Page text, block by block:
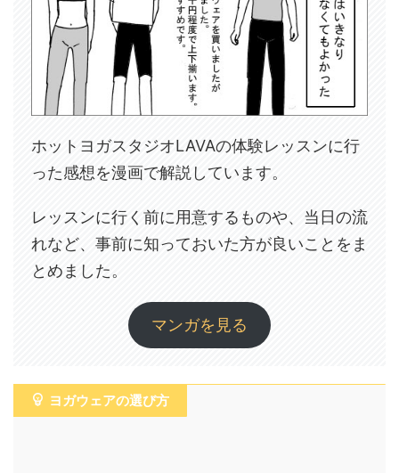
ホットヨガスタジオLAVAの体験レッスンに行
った感想を漫画で解説しています。
レッスンに行く前に用意するものや、当日の流
れなど、事前に知っておいた方が良いことをま
とめました。
マンガを見る
ヨガウェアの選び方